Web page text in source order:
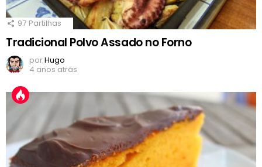
97 Partilhas
Tradicional Polvo Assado no Forno
porHugo
4 anos atrás